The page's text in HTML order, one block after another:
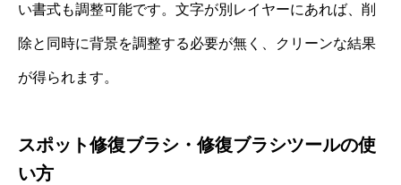
い書式も調整可能です。文字が別レイヤーにあれば、削
除と同時に背景を調整する必要が無く、クリーンな結果
が得られます。
スポット修復ブラシ・修復ブラシツールの使
い方